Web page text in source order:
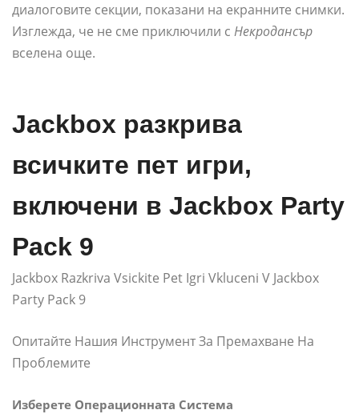
диалоговите секции, показани на екранните снимки.
Изглежда, че не сме приключили с Некродансър
вселена още.
Jackbox разкрива
всичките пет игри,
включени в Jackbox Party
Pack 9
Jackbox Razkriva Vsickite Pet Igri Vkluceni V Jackbox
Party Pack 9
Опитайте Нашия Инструмент За Премахване На
Проблемите
Изберете Операционната Система